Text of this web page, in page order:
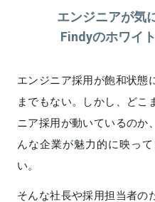
エンジニアが気
Findyのホワイ
エンジニア採用が飽和状態
までもない。しかし、どこ
ニア採用が動いているのか
んな企業が魅力的に映っ
い。
そんな社長や採用担当者の